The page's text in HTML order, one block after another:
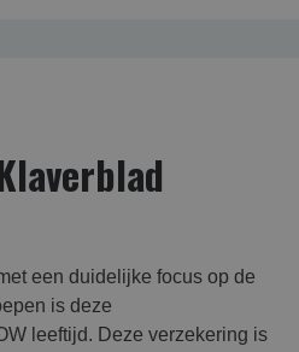
een duidelijke focus op de
is deze
leeftijd. Deze verzekering is